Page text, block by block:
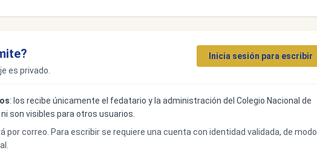
es privado.
Inicia sesión para escribir
: los recibe únicamente el fedatario y la administración del Colegio Nacional de
son visibles para otros usuarios.
correo. Para escribir se requiere una cuenta con identidad validada, de modo